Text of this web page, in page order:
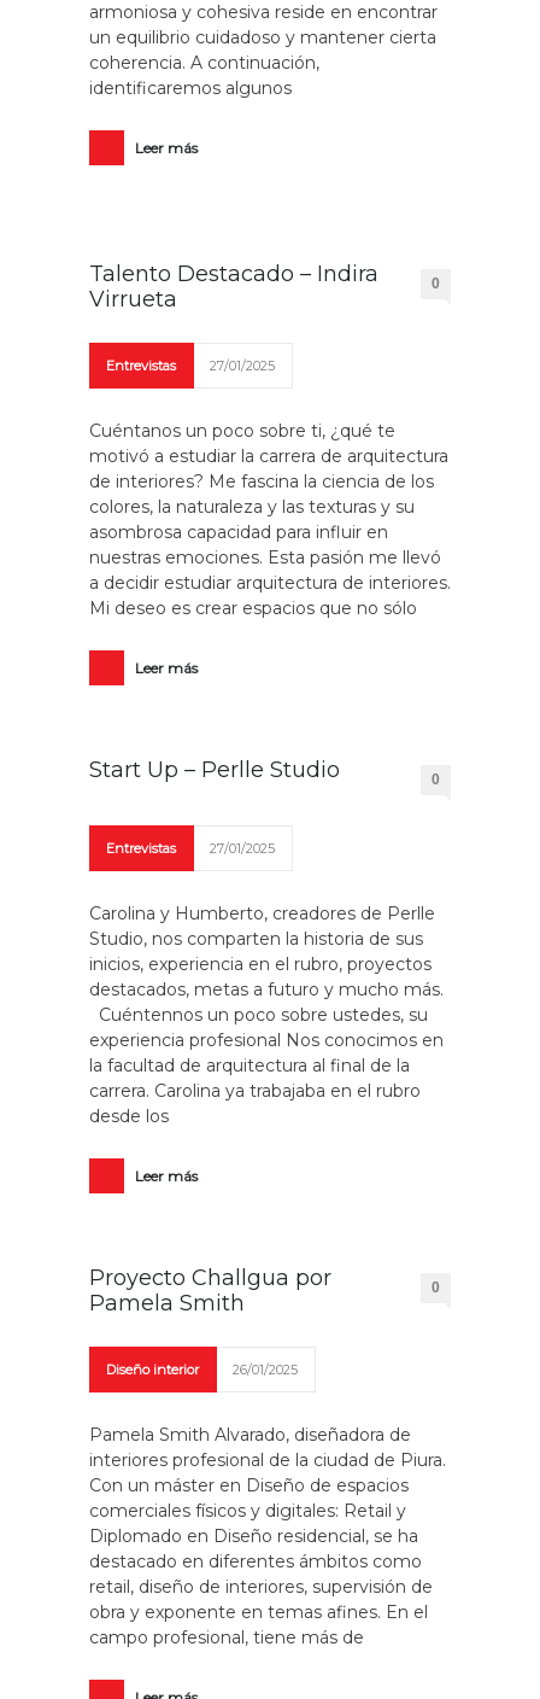
armoniosa y cohesiva reside en encontrar
un equilibrio cuidadoso y mantener cierta
coherencia. A continuación,
identificaremos algunos
Leer más
Talento Destacado – Indira
Virrueta
0
Entrevistas 27/01/2025
Cuéntanos un poco sobre ti, ¿qué te
motivó a estudiar la carrera de arquitectura
de interiores? Me fascina la ciencia de los
colores, la naturaleza y las texturas y su
asombrosa capacidad para influir en
nuestras emociones. Esta pasión me llevó
a decidir estudiar arquitectura de interiores.
Mi deseo es crear espacios que no sólo
Leer más
Start Up – Perlle Studio 0
Entrevistas 27/01/2025
Carolina y Humberto, creadores de Perlle
Studio, nos comparten la historia de sus
inicios, experiencia en el rubro, proyectos
destacados, metas a futuro y mucho más.
Cuéntennos un poco sobre ustedes, su
experiencia profesional Nos conocimos en
la facultad de arquitectura al final de la
carrera. Carolina ya trabajaba en el rubro
desde los
Leer más
Proyecto Challgua por
Pamela Smith
0
Diseño interior 26/01/2025
Pamela Smith Alvarado, diseñadora de
interiores profesional de la ciudad de Piura.
Con un máster en Diseño de espacios
comerciales físicos y digitales: Retail y
Diplomado en Diseño residencial, se ha
destacado en diferentes ámbitos como
retail, diseño de interiores, supervisión de
obra y exponente en temas afines. En el
campo profesional, tiene más de